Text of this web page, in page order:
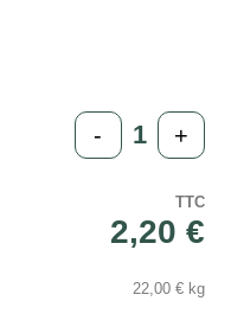
- +
TTC
2,20 €
22,00 € kg